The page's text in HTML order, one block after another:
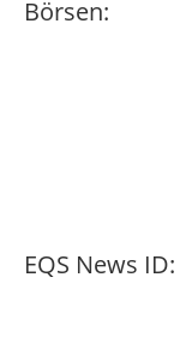
Börsen:
EQS News ID: